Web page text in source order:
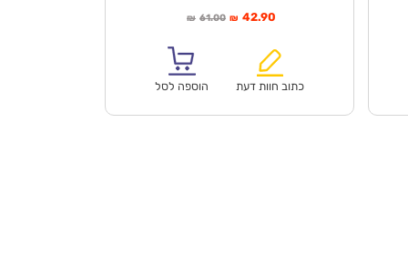
₪ 61.00המחיר
₪61.00.
₪ 42.90
הוא:
כתוב חוות דעת
הוספה לסל